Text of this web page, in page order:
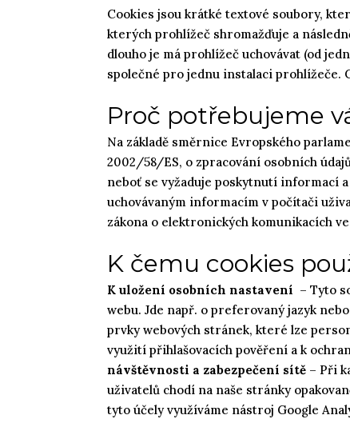
Cookies jsou krátké textové soubory,
kterých prohlížeč shromažďuje a
dlouho je má prohlížeč uchovávat (od
společné pro jednu instalaci prohlížeče.
Proč potřebujeme
Na základě směrnice Evropského
2002/58/ES, o zpracování osobních
neboť se vyžaduje poskytnutí informací
uchovávaným informacím v počítači
zákona o elektronických komunikacích ve
K čemu cookies
K uložení osobních nastavení – Tyto
webu. Jde např. o preferovaný jazyk
prvky webových stránek, které lze
využití přihlašovacích pověření a k
návštěvnosti a zabezpečení sítě – Při
uživatelů chodí na naše stránky
tyto účely využíváme nástroj Google